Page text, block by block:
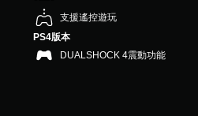
支援遙控遊玩
PS4版本
DUALSHOCK 4震動功能